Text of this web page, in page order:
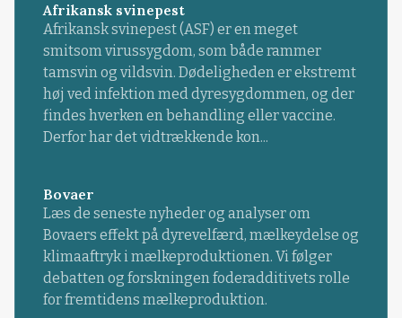
Afrikansk svinepest
Afrikansk svinepest (ASF) er en meget
smitsom virussygdom, som både rammer
tamsvin og vildsvin. Dødeligheden er ekstremt
høj ved infektion med dyresygdommen, og der
findes hverken en behandling eller vaccine.
Derfor har det vidtrækkende kon...
Bovaer
Læs de seneste nyheder og analyser om
Bovaers effekt på dyrevelfærd, mælkeydelse og
klimaaftryk i mælkeproduktionen. Vi følger
debatten og forskningen foderadditivets rolle
for fremtidens mælkeproduktion.